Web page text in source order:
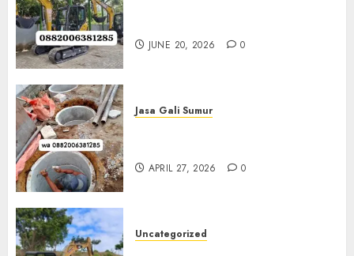
JUNE 20, 2026 0
Jasa Gali Sumur
APRIL 27, 2026 0
Uncategorized